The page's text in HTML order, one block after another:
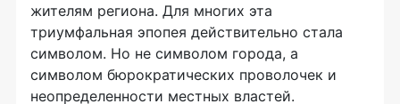
жителям региона. Для многих эта
триумфальная эпопея действительно стала
символом. Но не символом города, а
символом бюрократических проволочек и
неопределенности местных властей.